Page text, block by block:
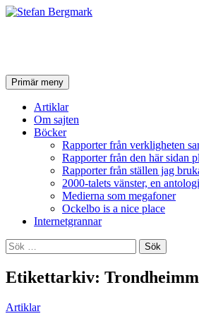
SökPrimär meny Hoppa
till
innehåll
Artiklar
Om sajten
Böcker
Rapporter från verkligheten
Rapporter från den här sidan
Rapporter från ställen jag
2000-talets vänster, en
Medierna som megafoner
Ockelbo is a nice place
Internetgrannar
Sök
efter:
Etikettarkiv:
Artiklar